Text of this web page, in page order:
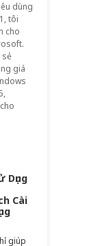
dùng
tôi
cho
giá
Dụng
Cài
giúp